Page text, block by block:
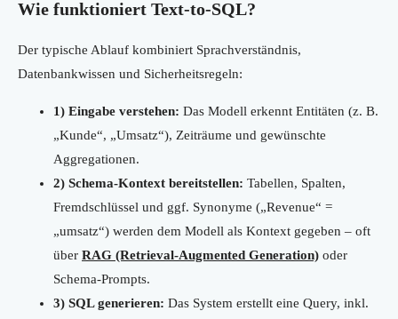
Wie funktioniert Text-to-SQL?
Der typische Ablauf kombiniert Sprachverständnis,
Datenbankwissen und Sicherheitsregeln:
1) Eingabe verstehen: Das Modell erkennt Entitäten (z. B.
„Kunde“, „Umsatz“), Zeiträume und gewünschte
Aggregationen.
2) Schema-Kontext bereitstellen: Tabellen, Spalten,
Fremdschlüssel und ggf. Synonyme („Revenue“ =
„umsatz“) werden dem Modell als Kontext gegeben – oft
über RAG (Retrieval-Augmented Generation) oder
Schema-Prompts.
3) SQL generieren: Das System erstellt eine Query, inkl.